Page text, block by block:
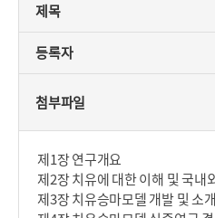
제목
등록자
첨부파일
제1장 연구개요
제2장 치유에 대한 이해 및 국내
제3장 치유승마모델 개발 및 소개